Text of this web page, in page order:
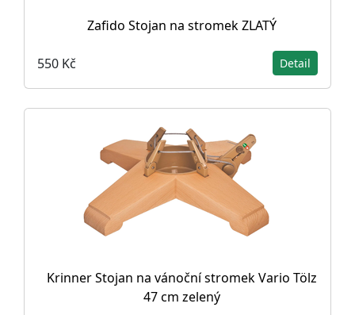
Zafido Stojan na stromek ZLATÝ
550 Kč Detail
Krinner Stojan na vánoční stromek Vario Tölz
47 cm zelený